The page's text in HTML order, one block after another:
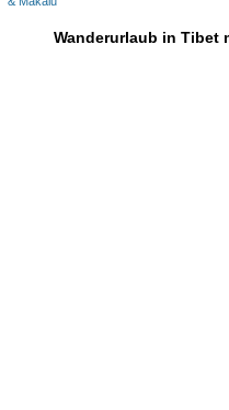
Wanderurlaub in Tibet